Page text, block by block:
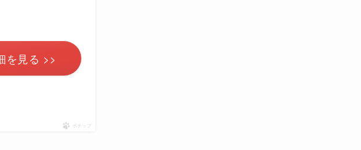
を見る >>
ポチップ